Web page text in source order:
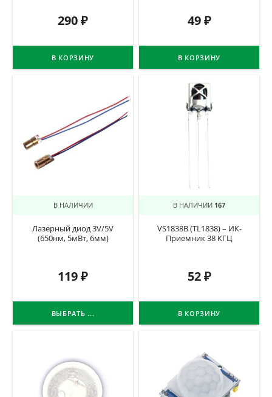
290₽
В КОРЗИНУ
49₽
В КОРЗИНУ
В НАЛИЧИИ
Лазерный диод 3V/5V
(650нм, 5мВт, 6мм)
119₽
ВЫБРАТЬ ...
В НАЛИЧИИ 167
VS1838B (TL1838) – ИК-
Приемник 38 КГЦ
52₽
В КОРЗИНУ